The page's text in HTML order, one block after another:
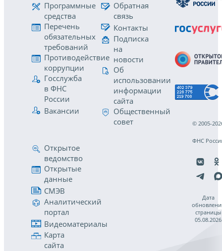
Программные
средства
Перечень
обязательных
требований
Противодействие
коррупции
Госслужба
в ФНС
России
Вакансии
Обратная
связь
Контакты
Подписка
на
новости
Об
использовании
информации
сайта
Общественный
совет
Открытое
ведомство
Открытые
данные
СМЭВ
Аналитический
портал
Видеоматериалы
Карта
сайта
© 2005-
ФНС
Дата
страницы
05.08.2026